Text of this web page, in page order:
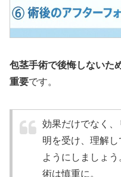
包茎手術で後悔しないた
重要です。
効果だけでなく
明を受け、理解
ようにしましょ
術は慎重に。